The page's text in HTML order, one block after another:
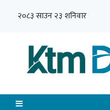
२०८३ साउन २३ शनिवार